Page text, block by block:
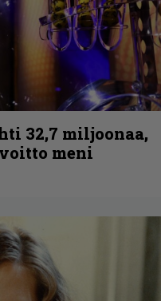
32,7 miljoonaa,
meni